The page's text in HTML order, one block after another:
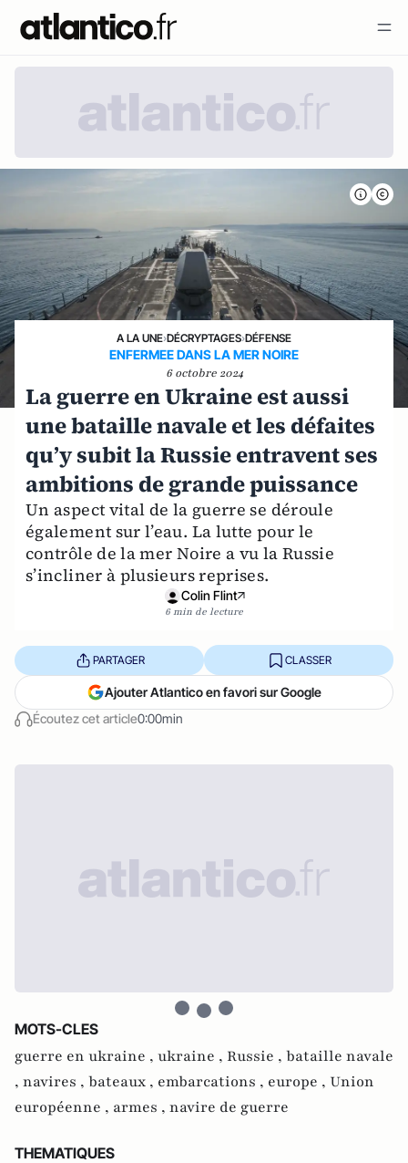
A LA UNE›DÉCRYPTAGES›DÉFENSE
ENFERMEE DANS LA MER NOIRE
6 octobre 2024
La guerre en Ukraine est aussi
une bataille navale et les défaites
qu’y subit la Russie entravent ses
ambitions de grande puissance
Un aspect vital de la guerre se déroule
également sur l’eau. La lutte pour le
contrôle de la mer Noire a vu la Russie
s’incliner à plusieurs reprises.
Colin Flint
6 min de lecture
Écoutez cet article0:00min
PARTAGER CLASSER
Ajouter Atlantico en favori sur Google
MOTS-CLES
guerre en ukraine , ukraine , Russie , bataille navale
, navires , bateaux , embarcations , europe , Union
européenne , armes , navire de guerre
THEMATIQUES